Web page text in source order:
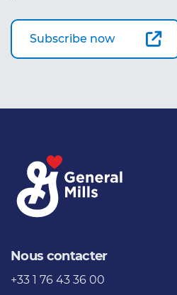
Subscribe now
Nous contacter
+33 1 76 43 36 00